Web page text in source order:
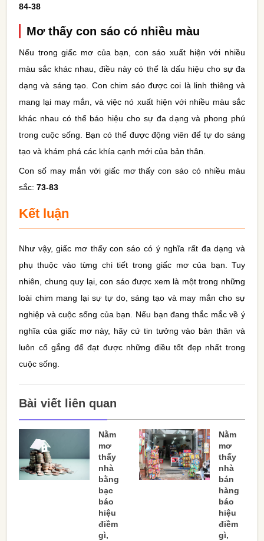
84-38
Mơ thấy con sáo có nhiều màu
Nếu trong giấc mơ của bạn, con sáo xuất hiện với nhiều
màu sắc khác nhau, điều này có thể là dấu hiệu cho sự đa
dạng và sáng tạo. Con chim sáo được coi là linh thiêng và
mang lại may mắn, và việc nó xuất hiện với nhiều màu sắc
khác nhau có thể báo hiệu cho sự đa dạng và phong phú
trong cuộc sống. Bạn có thể được động viên để tự do sáng
tạo và khám phá các khía cạnh mới của bản thân.
Con số may mắn với giấc mơ thấy con sáo có nhiều màu
sắc: 73-83
Kết luận
Như vậy, giấc mơ thấy con sáo có ý nghĩa rất đa dạng và
phụ thuộc vào từng chi tiết trong giấc mơ của bạn. Tuy
nhiên, chung quy lại, con sáo được xem là một trong những
loài chim mang lại sự tự do, sáng tạo và may mắn cho sự
nghiệp và cuộc sống của bạn. Nếu bạn đang thắc mắc về ý
nghĩa của giấc mơ này, hãy cứ tin tưởng vào bản thân và
luôn cố gắng để đạt được những điều tốt đẹp nhất trong
cuộc sống.
Bài viết liên quan
Nằm
mơ
thấy
nhà
bằng
bạc
báo
hiệu
điềm
gì,
Nằm
mơ
thấy
nhà
bán
hàng
báo
hiệu
điềm
gì,